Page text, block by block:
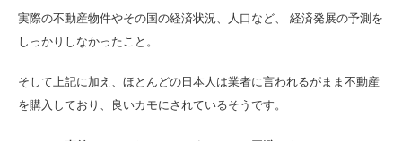
実際の不動産物件やその国の経済状況、人口など、 経済発展の予測を
しっかりしなかったこと。
そして上記に加え、ほとんどの日本人は業者に言われるがまま不動産
を購入しており、良いカモにされているそうです。